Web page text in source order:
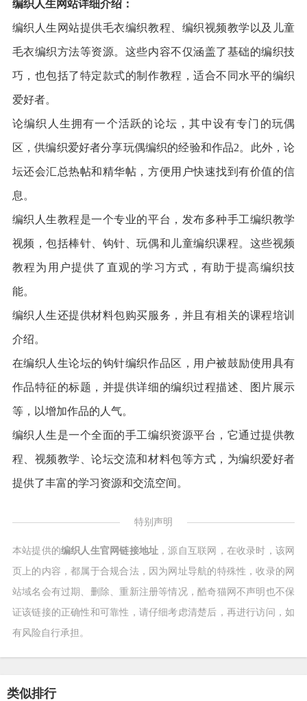
编织人生网站详细介绍：
编织人生网站提供毛衣编织教程、编织视频教学以及儿童
毛衣编织方法等资源。这些内容不仅涵盖了基础的编织技
巧，也包括了特定款式的制作教程，适合不同水平的编织
爱好者。
论编织人生拥有一个活跃的论坛，其中设有专门的玩偶
区，供编织爱好者分享玩偶编织的经验和作品2。此外，论
坛还会汇总热帖和精华帖，方便用户快速找到有价值的信
息。
编织人生教程是一个专业的平台，发布多种手工编织教学
视频，包括棒针、钩针、玩偶和儿童编织课程。这些视频
教程为用户提供了直观的学习方式，有助于提高编织技
能。
编织人生还提供材料包购买服务，并且有相关的课程培训
介绍。
在编织人生论坛的钩针编织作品区，用户被鼓励使用具有
作品特征的标题，并提供详细的编织过程描述、图片展示
等，以增加作品的人气。
编织人生是一个全面的手工编织资源平台，它通过提供教
程、视频教学、论坛交流和材料包等方式，为编织爱好者
提供了丰富的学习资源和交流空间。
特别声明
本站提供的编织人生官网链接地址 ，源自互联网，在收录时，该网
页上的内容，都属于合规合法，因为网址导航的特殊性，收录的网
站域名会有过期、删除、重新注册等情况，酷奇猫网不声明也不保
证该链接的正确性和可靠性，请仔细考虑清楚后，再进行访问，如
有风险自行承担。
类似排行